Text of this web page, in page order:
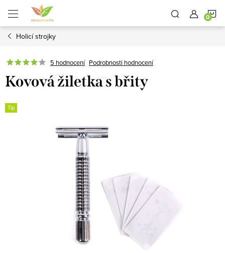
obsah
Holicí strojky
5 hodnocení Podrobnosti hodnocení
Kovová žiletka s břity
Tip